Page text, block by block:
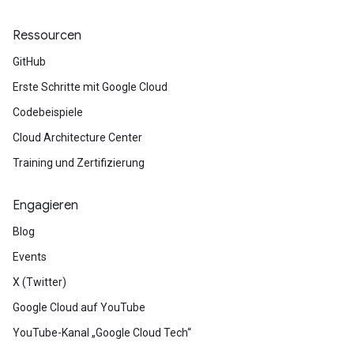
Ressourcen
GitHub
Erste Schritte mit Google Cloud
Codebeispiele
Cloud Architecture Center
Training und Zertifizierung
Engagieren
Blog
Events
X (Twitter)
Google Cloud auf YouTube
YouTube-Kanal „Google Cloud Tech“